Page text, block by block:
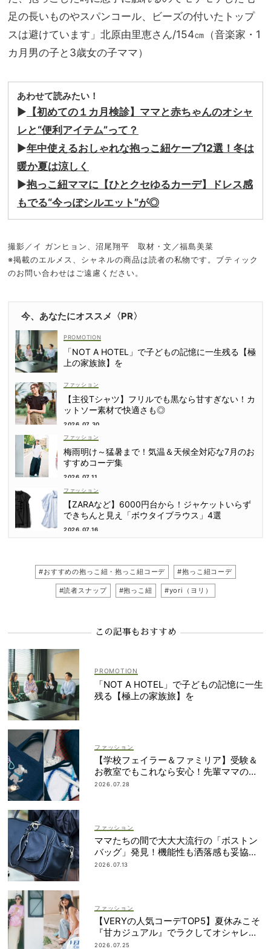
足の長いものやスパンコール、ビーズの付いたトップ
スは避けています」北原由里恵さん/154㎝（音楽家・1
カ月男の子と3歳女の子ママ）
あわせて読みたい！
▶︎ 【初めての１カ月検診】ママと赤ちゃんのオシャ
レと“便利アイテム”って？
▶︎年中使えるおしゃれな抱っこ紐ケープ12選！冬は
暖か夏は涼しく
▶︎抱っこ紐ママに【ひとクセゆるカーデ】ドレス感
もでる“今っぽシルエット”が◎
撮影／イ ガンヒョン、沼尾翔平 取材・文／福島美菜
※掲載のエルメス、シャネルの商品は読者の私物です。ブティック
のお問い合わせはご遠慮ください。
今、あなたにオススメ〈PR〉
「NOT A HOTEL」で子どもの記憶に一生残る【極
上の家族旅】を
ファッション
【主役Tシャツ】フリルでも黒なら甘すぎない！カ
ットソー素材で快適さも◎
2026.07.30
ファッション
梅雨明け～猛暑まで！気温＆天候全対応な7月のお
すすめコーデ集
2026.07.11
ファッション
【ZARAなど】6000円台から！ジャケットいらず
できちんと見え「ボウタイブラウス」4選
2026.07.16
#おすすめの抱っこ紐・抱っこ紐コーデ #抱っこ紐コーデ
#読者スナップ #抱っこ紐 #yori（ヨリ）
この記事もおすすめ
「NOT A HOTEL」で子どもの記憶に一生
残る【極上の家族旅】を
ファッション
【学校フェイラー＆ファミリア】受験＆
お教室でもこれなら安心！先輩ママの地
味見えしないネイビー小物
2026.07.28
ファッション
ママたちの間で大大大流行の「ボストン
バッグ」発見！機能性も洒落感も妥協し
ない
2026.07.13
ファッション
【VERYの人気コーデTOP5】夏休みこそ
『甘カジュアル』でラクしてオシャレ！
｜7/1〜10
2026.07.25